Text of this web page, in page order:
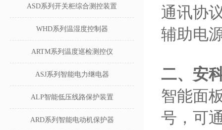
ASD系列开关柜综合测控装置
WHD系列温湿度控制器
ARTM系列温度巡检测控仪
ASJ系列智能电力继电器
ALP智能低压线路保护装置
ARD系列智能电动机保护器
通讯协
辅助电
二、 安
智能面
号，可